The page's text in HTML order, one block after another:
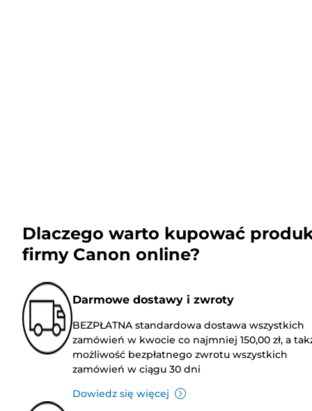
Dlaczego warto kupować
firmy Canon online?
Darmowe dostawy i zwroty
BEZPŁATNA standardowa dostawa wszystkich
zamówień w kwocie co najmniej 150,00 zł, a
możliwość bezpłatnego zwrotu wszystkich
zamówień w ciągu 30 dni
Dowiedz się więcej